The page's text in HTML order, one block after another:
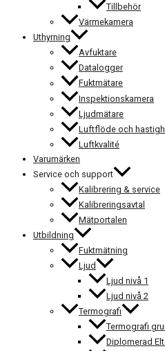
Tillbehör
Värmekamera
Uthyrning
Avfuktare
Datalogger
Fuktmätare
Inspektionskamera
Ljudmätare
Luftflöde och
Luftkvalité
Varumärken
Service och support
Kalibrering & service
Kalibreringsavtal
Mätportalen
Utbildning
Fuktmätning
Ljud
Ljud nivå 1
Ljud nivå 2
Termografi
Termografi
Diplomerad